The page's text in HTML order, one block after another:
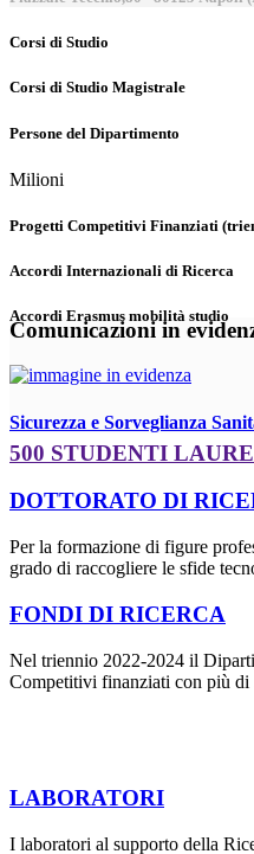
Corsi di Studio
Corsi di Studio Magistrale
Persone del Dipartimento
Milioni
Progetti Competitivi Finanziati
Accordi Internazionali di Ricerca
Accordi Erasmus mobilità studio
Comunicazioni in
Sicurezza e Sorveglianza
500 STUDENTI
DOTTORATO DI
Per la formazione di figure
grado di raccogliere le sfide
FONDI DI RICERCA
Nel triennio 2022-2024 il
Competitivi finanziati con più
LABORATORI
I laboratori al supporto della